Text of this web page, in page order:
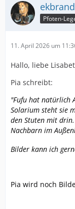
ekbrand
Pfoten-
11. April 2026 um
Hallo, liebe
Pia schreibt:
"Fufu hat natürlich
Solarium steht sie
den Stuten mit
Nachbarn im
Bilder kann ich
Pia wird noch